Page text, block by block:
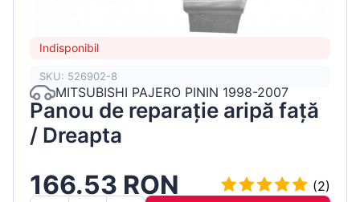
Indisponibil
SKU: 526902-8
MITSUBISHI PAJERO PININ 1998-2007
Panou de reparație aripă față
/ Dreapta
166.53 RON
(2)